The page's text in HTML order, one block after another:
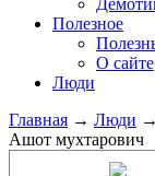
Полезное
О сайте
Люди
Главная → Люди →
Ашот мухтарович